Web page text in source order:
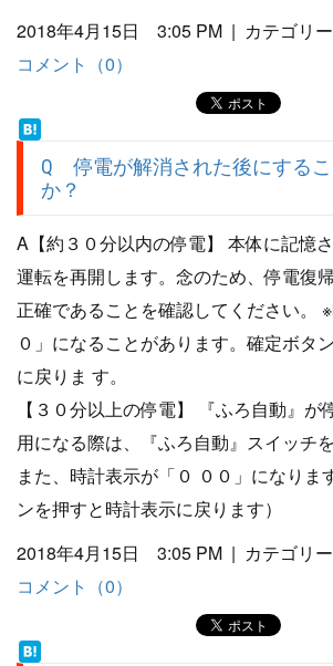
2018年4月15日 3:05 PM | カテゴリー
コメント（0）
Q 停電が解消された後にする
か？
A【約３０分以内の停電】 本体に記憶
運転を再開します。念のため、停電復
正確であることを確認してください。
０」になることがあります。確定ボタ
に戻りま す。
【３０分以上の停電】 『ふろ自動』が
用になる際は、『ふろ自動』スイッチ
また、時計表示が「０ ００」になり
ンを押すと時計表示に戻ります）
2018年4月15日 3:05 PM | カテゴリー
コメント（0）